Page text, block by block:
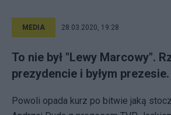
MEDIA 28.03.2020, 19:28
To nie był "Lewy Marcowy".
prezydencie i byłym prezesie.
Powoli opada kurz po bitwie jaką